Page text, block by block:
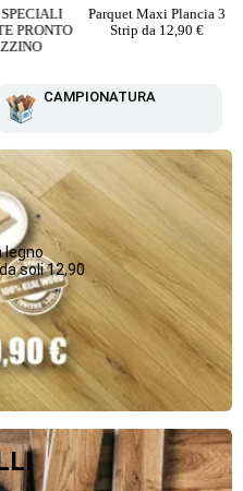
PRONTO
Parquet Maxi Plancia 3
Strip da 12,90 €
CAMPIONATURA
legno
soli 12,90